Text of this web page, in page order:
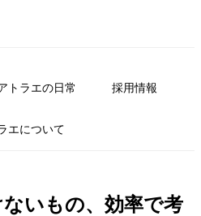
トラエの日常 採用情報
エについて
いもの、効率で考